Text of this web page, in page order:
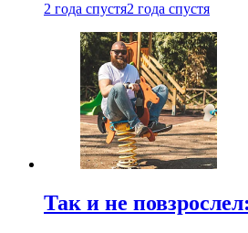
2 года спустя2 года спустя
Так и не